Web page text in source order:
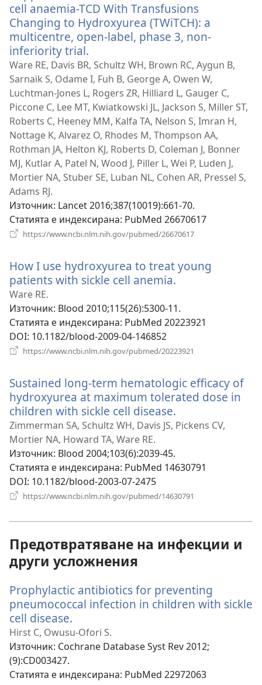
cell anaemia-TCD With Transfusions
Changing to Hydroxyurea (TWiTCH): a
multicentre, open-label, phase 3, non-
inferiority trial.
нов
прозорец)
Ware RE, Davis BR, Schultz WH, Brown RC, Aygun B,
Sarnaik S, Odame I, Fuh B, George A, Owen W,
Luchtman-Jones L, Rogers ZR, Hilliard L, Gauger C,
Piccone C, Lee MT, Kwiatkowski JL, Jackson S, Miller ST,
Roberts C, Heeney MM, Kalfa TA, Nelson S, Imran H,
Nottage K, Alvarez O, Rhodes M, Thompson AA,
Rothman JA, Helton KJ, Roberts D, Coleman J, Bonner
MJ, Kutlar A, Patel N, Wood J, Piller L, Wei P, Luden J,
Mortier NA, Stuber SE, Luban NL, Cohen AR, Pressel S,
Adams RJ.
Източник‎: Lancet 2016;387(10019):661-70.
Статията е индексирана‎: PubMed 26670617
https://www.ncbi.nlm.nih.gov/pubmed/26670617
How I use hydroxyurea to treat young
patients with sickle cell anemia.
прозорец)
Ware RE.
Източник‎: Blood 2010;115(26):5300-11.
Статията е индексирана‎: PubMed 20223921
DOI‎: 10.1182/blood-2009-04-146852
https://www.ncbi.nlm.nih.gov/pubmed/20223921
Sustained long-term hematologic efficacy of
hydroxyurea at maximum tolerated dose in
children with sickle cell disease.
нов
Zimmerman SA, Schultz WH, Davis JS, Pickens CV,
Mortier NA, Howard TA, Ware RE.
Източник‎: Blood 2004;103(6):2039-45.
Статията е индексирана‎: PubMed 14630791
DOI‎: 10.1182/blood-2003-07-2475
https://www.ncbi.nlm.nih.gov/pubmed/14630791
Предотвратяване на инфекции и
други усложнения
Prophylactic antibiotics for preventing
pneumococcal infection in children with sickle
cell disease.
нов
прозорец)
Hirst C, Owusu-Ofori S.
Източник‎: Cochrane Database Syst Rev 2012;
(9):CD003427.
Статията е индексирана‎: PubMed 22972063